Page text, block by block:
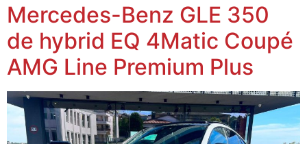
Mercedes-Benz GLE 350
de hybrid EQ 4Matic Coupé
AMG Line Premium Plus